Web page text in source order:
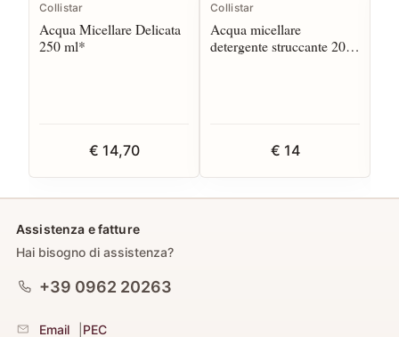
Collistar
Acqua Micellare Delicata
250 ml*
€ 14,70
Collistar
Acqua micellare
detergente struccante 200
€ 14
Assistenza e fatture
Hai bisogno di assistenza?
+39 0962 20263
Email
PEC